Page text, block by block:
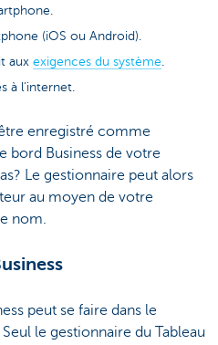
(iOS ou Android).
aux exigences du système
à l'internet.
enregistré comme
bord Business de votre
Le gestionnaire peut alors
au moyen de votre
nom.
peut se faire dans le
Seul le gestionnaire du Tableau